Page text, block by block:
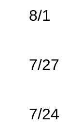
8/1
7/27
7/24